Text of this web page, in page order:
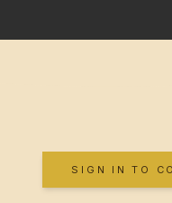
SIGN IN TO